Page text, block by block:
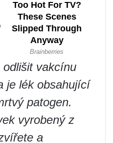
vakcínu
je lék obsahující
patogen.
vyrobený z
a